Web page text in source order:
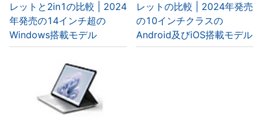
レットと2in1の比較 | 2024
年発売の14インチ超の
Windows搭載モデル
レットの比較 | 2024年発売
の10インチクラスの
Android及びiOS搭載モデル